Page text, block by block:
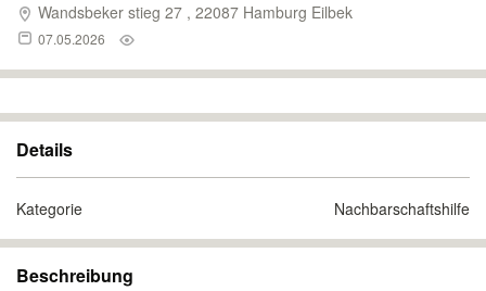
Wandsbeker stieg 27 , 22087 Hamburg Eilbek
07.05.2026
Details
Kategorie Nachbarschaftshilfe
Beschreibung